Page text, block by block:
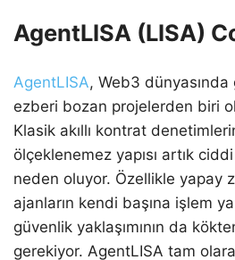
AgentLISA (LISA)
AgentLISA, Web3
ezberi bozan projelerden biri
Klasik akıllı kontrat
ölçeklenemez yapısı artık
neden oluyor. Özellikle yapay
ajanların kendi başına işlem
güvenlik yaklaşımının da
gerekiyor. AgentLISA tam